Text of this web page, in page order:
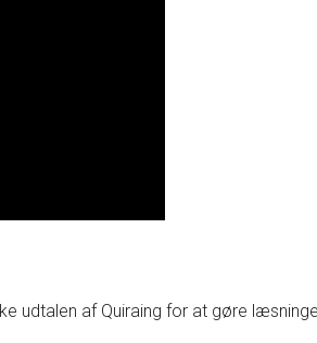
udtalen af Quiraing for at gøre